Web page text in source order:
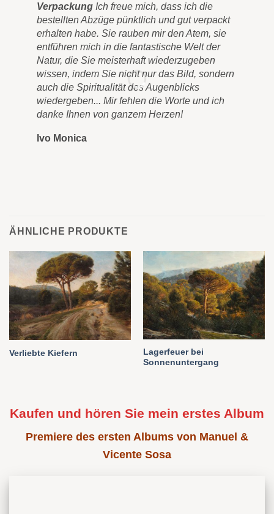
Verpackung Ich freue mich, dass ich die
bestellten Abzüge pünktlich und gut verpackt
erhalten habe. Sie rauben mir den Atem, sie
entführen mich in die fantastische Welt der
Natur, die Sie meisterhaft wiederzugeben
wissen, indem Sie nicht nur das Bild, sondern
auch die Spiritualität des Augenblicks
wiedergeben... Mir fehlen die Worte und ich
danke Ihnen von ganzem Herzen!
Ivo Monica
ÄHNLICHE PRODUKTE
Verliebte Kiefern
Lagerfeuer bei
Sonnenuntergang
Kaufen und hören Sie mein erstes Album
Premiere des ersten Albums von Manuel &
Vicente Sosa